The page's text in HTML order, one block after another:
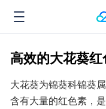
高效的大花葵
大花葵为锦葵科锦葵
含有大量的红色素，